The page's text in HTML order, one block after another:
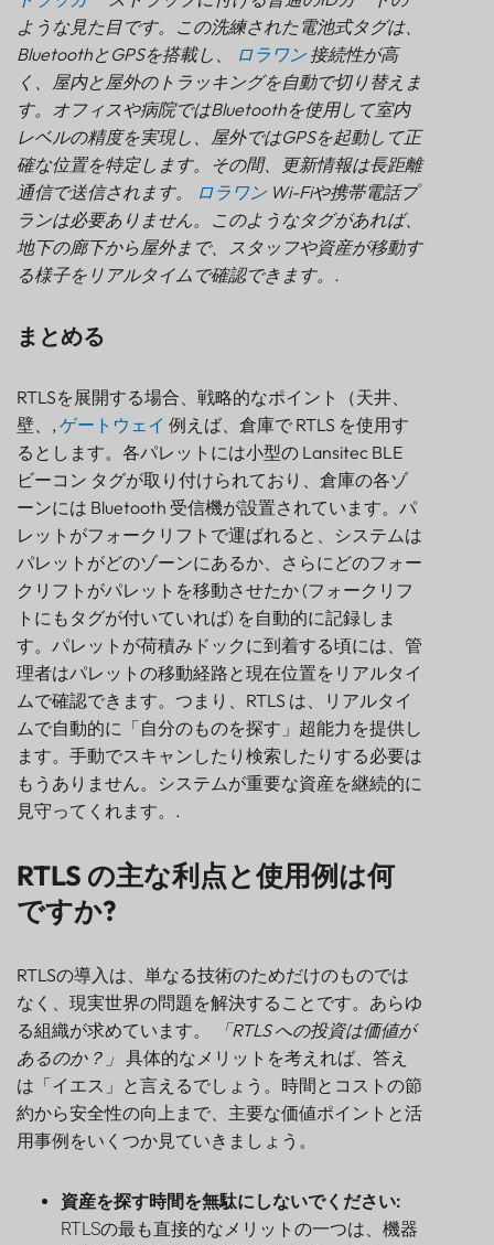
ような見た目です。この洗練された電池式タグは、
BluetoothとGPSを搭載し、
ロラワン接続性が高
く、屋内と屋外のトラッキングを自動で切り替えま
す。オフィスや病院ではBluetoothを使用して室内
レベルの精度を実現し、屋外ではGPSを起動して正
確な位置を特定します。その間、更新情報は長距離
通信で送信されます。
ロラワンWi-Fiや携帯電話プ
ランは必要ありません。このようなタグがあれば、
地下の廊下から屋外まで、スタッフや資産が移動す
る様子をリアルタイムで確認できます。.
まとめる
RTLSを展開する場合、戦略的なポイント（天井、
壁、,ゲートウェイ 例えば、倉庫で RTLS を使用す
るとします。各パレットには小型の Lansitec BLE
ビーコン タグが取り付けられており、倉庫の各ゾ
ーンには Bluetooth 受信機が設置されています。パ
レットがフォークリフトで運ばれると、システムは
パレットがどのゾーンにあるか、さらにどのフォー
クリフトがパレットを移動させたか (フォークリフ
トにもタグが付いていれば) を自動的に記録しま
す。パレットが荷積みドックに到着する頃には、管
理者はパレットの移動経路と現在位置をリアルタイ
ムで確認できます。つまり、RTLS は、リアルタイ
ムで自動的に「自分のものを探す」超能力を提供し
ます。手動でスキャンしたり検索したりする必要は
もうありません。システムが重要な資産を継続的に
見守ってくれます。.
RTLS の主な利点と使用例は何
ですか?
RTLSの導入は、単なる技術のためだけのものでは
なく、現実世界の問題を解決することです。あらゆ
る組織が求めています。
「RTLS への投資は価値が
あるのか？」 具体的なメリットを考えれば、答え
は「イエス」と言えるでしょう。時間とコストの節
約から安全性の向上まで、主要な価値ポイントと活
用事例をいくつか見ていきましょう。
資産を探す時間を無駄にしないでください:
RTLSの最も直接的なメリットの一つは、機器